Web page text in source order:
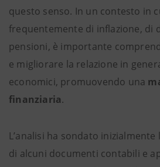
questo senso. In un contesto in
frequentemente di inflazione, di
pensioni, è importante
e migliorare la relazione in
economici, promuovendo una
finanziaria.
L’analisi ha sondato
di alcuni documenti contabili e